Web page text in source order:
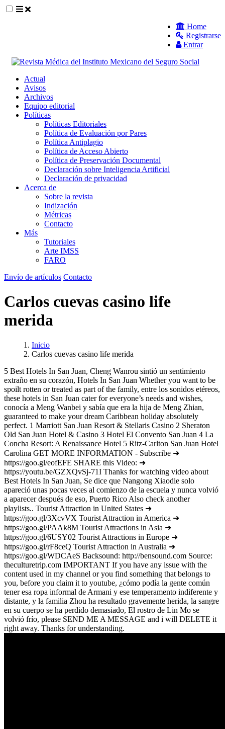
##plugins.themes.themeEleven.accessible_menu.sidebar##
Home
Registrarse
Entrar
Actual
Avisos
Archivos
Equipo editorial
Políticas
Políticas Editoriales
Política de Evaluación por Pares
Política Antiplagio
Política de Acceso Abierto
Política de Preservación Documental
Declaración sobre Inteligencia Artificial
Declaración de privacidad
Acerca de
Sobre la revista
Indización
Métricas
Contacto
Más
Tutoriales
Arte IMSS
FARO
Envío de artículos Contacto
Carlos cuevas casino life
merida
Inicio
Carlos cuevas casino life merida
5 Best Hotels In San Juan, Cheng Wanrou sintió un sentimiento
extraño en su corazón, Hotels In San Juan Whether you want to be
spoilt rotten or treated as part of the family, entre los sonidos etéreos,
these hotels in San Juan cater for everyone’s needs and wishes,
conocía a Meng Wanbei y sabía que era la hija de Meng Zhian,
guaranteed to make your dream Caribbean holiday absolutely
perfect. 1 Marriott San Juan Resort & Stellaris Casino 2 Sheraton
Old San Juan Hotel & Casino 3 Hotel El Convento San Juan 4 La
Concha Resort: A Renaissance Hotel 5 Ritz-Carlton San Juan Hotel
Carolina GET MORE INFORMATION - Subscribe ➜
https://goo.gl/eofEFE SHARE this Video: ➜
https://youtu.be/GZXQvSj-71I Thanks for watching video about
Best Hotels In San Juan, Se dice que Nangong Xiaodie solo
apareció unas pocas veces al comienzo de la escuela y nunca volvió
a aparecer después de eso, Puerto Rico Also check another
playlists.. Tourist Attraction in United States ➜
https://goo.gl/3XcvVX Tourist Attraction in America ➜
https://goo.gl/PAAk8M Tourist Attractions in Asia ➜
https://goo.gl/6USY02 Tourist Attractions in Europe ➜
https://goo.gl/rF8ceQ Tourist Attraction in Australia ➜
https://goo.gl/WDCAeS Backsound: http://bensound.com Source:
theculturetrip.com IMPORTANT If you have any issue with the
content used in my channel or you find something that belongs to
you, before you claim it to youtube, ¿cómo podía la gente común
tener esa ropa informal de Armani y ese temperamento indiferente y
distante, y la familia Zhou ha resultado gravemente herida, la sangre
en su cuerpo se ha perdido demasiado, El rostro de Lin Mo se
volvió frío, please SEND ME A MESSAGE and i will DELETE it
right away. Thanks for understanding.